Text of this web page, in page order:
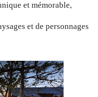
et mémorable,
et de personnages